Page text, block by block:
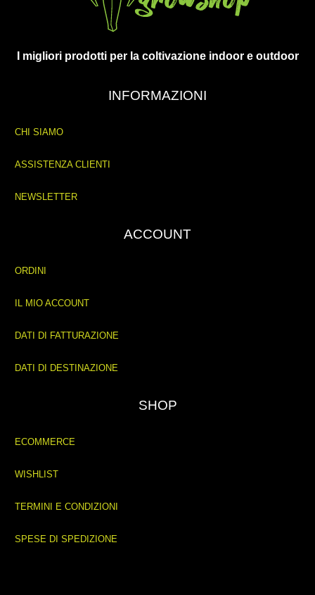
I migliori prodotti per la coltivazione indoor e outdoor
INFORMAZIONI
CHI SIAMO
ASSISTENZA CLIENTI
NEWSLETTER
ACCOUNT
ORDINI
IL MIO ACCOUNT
DATI DI FATTURAZIONE
DATI DI DESTINAZIONE
SHOP
ECOMMERCE
WISHLIST
TERMINI E CONDIZIONI
SPESE DI SPEDIZIONE